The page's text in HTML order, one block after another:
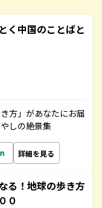
く中国のことばと
方」があなたにお届
しの絶景集
詳細を見る
る！地球の歩き方
０